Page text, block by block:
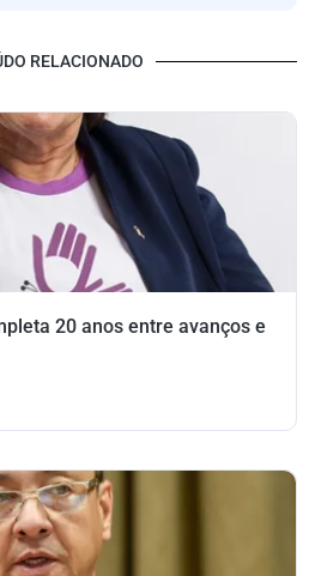
RELACIONADO
20 anos entre avanços e